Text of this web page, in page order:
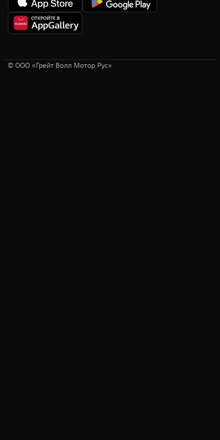
© ООО «Грейт Волл Мотор Рус»